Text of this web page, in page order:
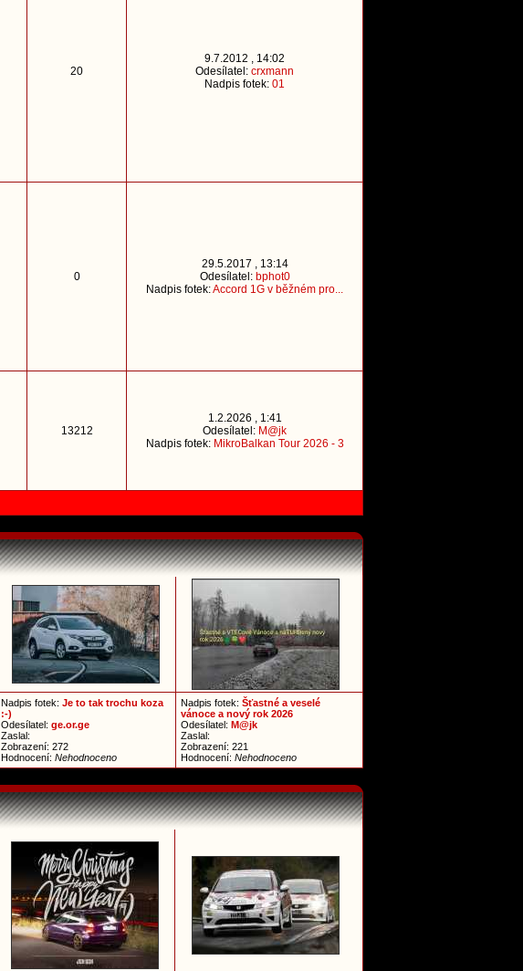
20
9.7.2012 , 14:02
Odesílatel: crxmann
Nadpis fotek: 01
0
29.5.2017 , 13:14
Odesílatel: bphot0
Nadpis fotek:Accord 1G v běžném pro...
13212
1.2.2026 , 1:41
Odesílatel: M@jk
Nadpis fotek: MikroBalkan Tour 2026 - 3
Nadpis fotek: Je to tak trochu koza
:-)
Odesílatel: ge.or.ge
Zaslal:
Zobrazení: 272
Hodnocení: Nehodnoceno
Nadpis fotek: Šťastné a veselé
vánoce a nový rok 2026
Odesílatel: M@jk
Zaslal:
Zobrazení: 221
Hodnocení: Nehodnoceno